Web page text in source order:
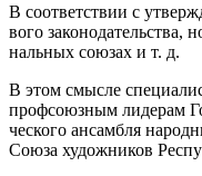
В соответствии с
вого законодательства,
нальных союзах и т. д.
В этом смысле
профсоюзным лидерам
ческого ансамбля
Союза ху­дожников